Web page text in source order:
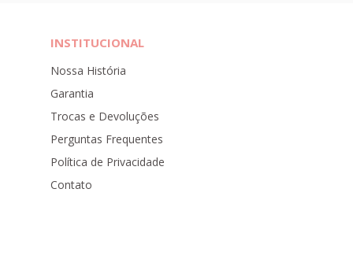
INSTITUCIONAL
Nossa História
Garantia
Trocas e Devoluções
Perguntas Frequentes
Política de Privacidade
Contato